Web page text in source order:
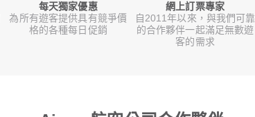
每天獨家優惠
為所有遊客提供具有競爭價
格的各種每日促銷
網上訂票專家
自2011年以來，與我們可靠
的合作夥伴一起滿足無數遊
客的需求